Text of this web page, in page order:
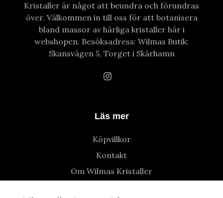
Kristaller är något att beundra och förundras
över. Välkommen in till oss för att botanisera
bland massor av härliga kristaller här i
webshopen. Besöksadress: Wilmas Butik:
Skansvägen 5, Torget i Skärhamn
Läs mer
Köpvillkor
Kontakt
Om Wilmas Kristaller